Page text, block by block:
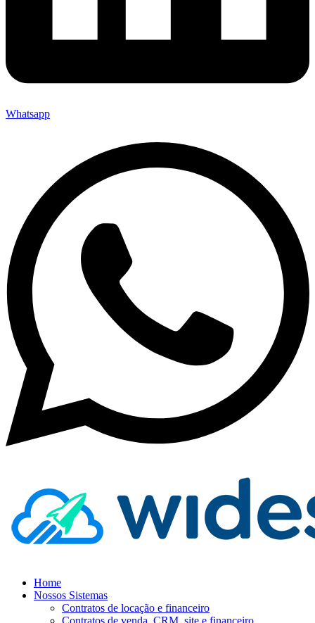
Whatsapp
Home
Nossos Sistemas
Contratos de locação e financeiro
Contratos de venda, CRM, site e financeiro